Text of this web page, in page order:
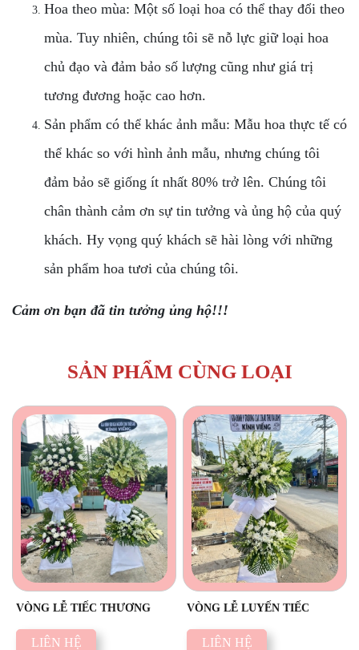
Hoa theo mùa: Một số loại hoa có thể thay đổi theo
mùa. Tuy nhiên, chúng tôi sẽ nỗ lực giữ loại hoa
chủ đạo và đảm bảo số lượng cũng như giá trị
tương đương hoặc cao hơn.
Sản phẩm có thể khác ảnh mẫu: Mẫu hoa thực tế có
thể khác so với hình ảnh mẫu, nhưng chúng tôi
đảm bảo sẽ giống ít nhất 80% trở lên. Chúng tôi
chân thành cảm ơn sự tin tưởng và ủng hộ của quý
khách. Hy vọng quý khách sẽ hài lòng với những
sản phẩm hoa tươi của chúng tôi.
Cảm ơn bạn đã tin tưởng ủng hộ!!!
SẢN PHẨM CÙNG LOẠI
VÒNG LỄ TIẾC THƯƠNG
LIÊN HỆ
VÒNG LỄ LUYẾN TIẾC
LIÊN HỆ